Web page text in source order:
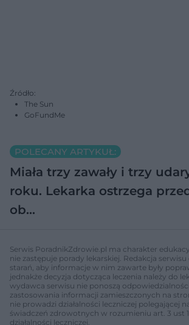
Źródło:
The Sun
GoFundMe
POLECANY ARTYKUŁ:
Miała trzy zawały i trzy
roku. Lekarka ostrzega
ob…
Serwis PoradnikZdrowie.pl ma charakter
nie zastępuje porady lekarskiej. Redakcja serwisu
starań, aby informacje w nim zawarte były
jednakże decyzja dotycząca leczenia należy do
wydawca serwisu nie ponoszą
zastosowania informacji zamieszczonych na
nie prowadzi działalności leczniczej polegającej
świadczeń zdrowotnych w rozumieniu art. 3 ust
działalności leczniczej.